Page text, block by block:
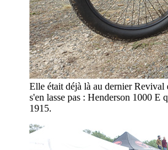
Elle était déjà là au dernier Revival
s'en lasse pas : Henderson 1000 E
1915.